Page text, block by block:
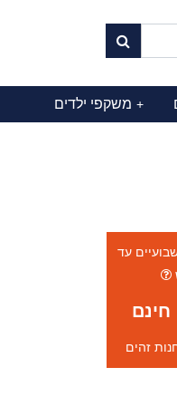
משקפי ילדים +
עד
זהים